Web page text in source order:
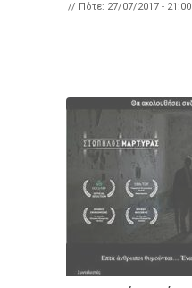
// Πότε: 27/07/2017 - 21:00